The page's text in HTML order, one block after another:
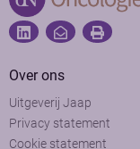
Over ons
Uitgeverij Jaap
Privacy statement
Cookie statement